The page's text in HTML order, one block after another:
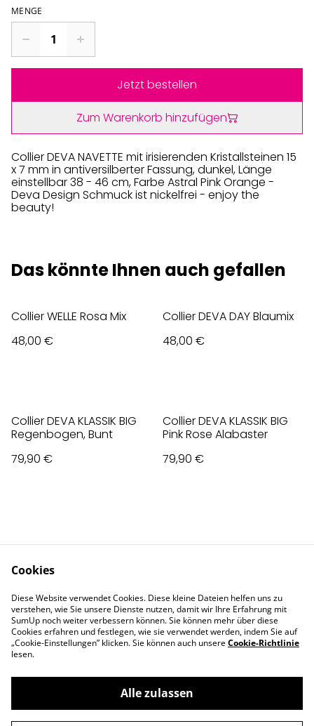
MENGE
Jetzt bestellen
Zum Warenkorb hinzufügen
Collier DEVA NAVETTE mit irisierenden Kristallsteinen 15
x 7 mm in antiversilberter Fassung, dunkel, Länge
einstellbar 38 - 46 cm, Farbe Astral Pink Orange -
Deva Design Schmuck ist nickelfrei - enjoy the
beauty!
Das könnte Ihnen auch gefallen
Collier WELLE Rosa Mix
48,00 €
Collier DEVA DAY Blaumix
48,00 €
Collier DEVA KLASSIK BIG
Regenbogen, Bunt
79,90 €
Collier DEVA KLASSIK BIG
Pink Rose Alabaster
79,90 €
Privacy Policy
Cookie Policy
Impressum
©2026Deva Design - die Schmuckmanufaktur
Cookies
Diese Website verwendet Cookies. Diese kleine Dateien helfen uns zu
verstehen, wie Sie unsere Dienste nutzen, damit wir Ihre Erfahrung mit
SumUp noch weiter verbessern können. Sie können mehr über diese
Cookies erfahren und festlegen, wie sie verwendet werden, indem Sie auf
„Cookie-Einstellungen” klicken. Sie können auch unsereCookie-Richtlinie
lesen.
Alle zulassen